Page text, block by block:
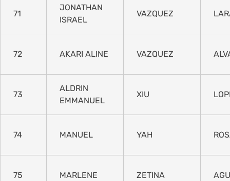
71
JONATHAN
ISRAEL
VAZQUEZ
72 AKARI ALINE VAZQUEZ
73
ALDRIN
EMMANUEL
XIU
74 MANUEL YAH
75 MARLENE ZETINA